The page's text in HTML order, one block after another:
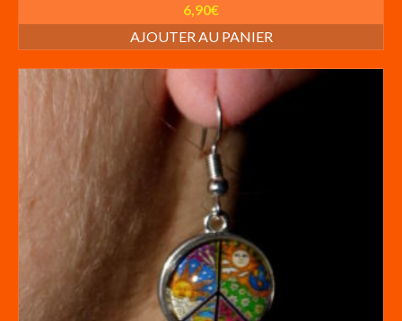
6,90€
AJOUTER AU PANIER